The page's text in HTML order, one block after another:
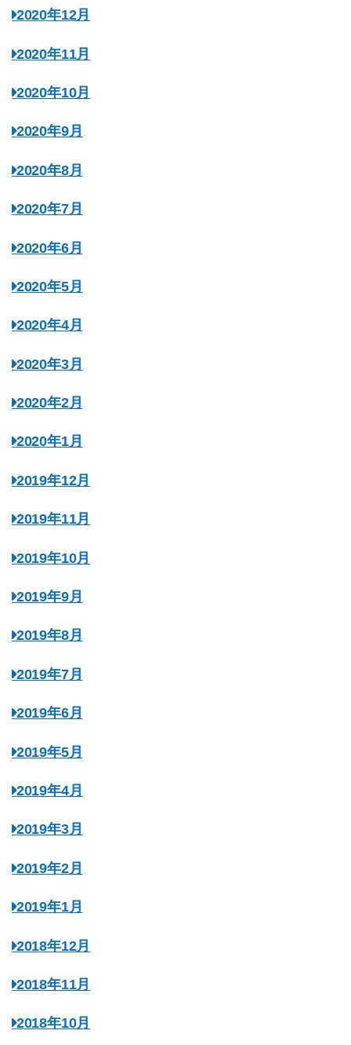
2020年12月
2020年11月
2020年10月
2020年9月
2020年8月
2020年7月
2020年6月
2020年5月
2020年4月
2020年3月
2020年2月
2020年1月
2019年12月
2019年11月
2019年10月
2019年9月
2019年8月
2019年7月
2019年6月
2019年5月
2019年4月
2019年3月
2019年2月
2019年1月
2018年12月
2018年11月
2018年10月